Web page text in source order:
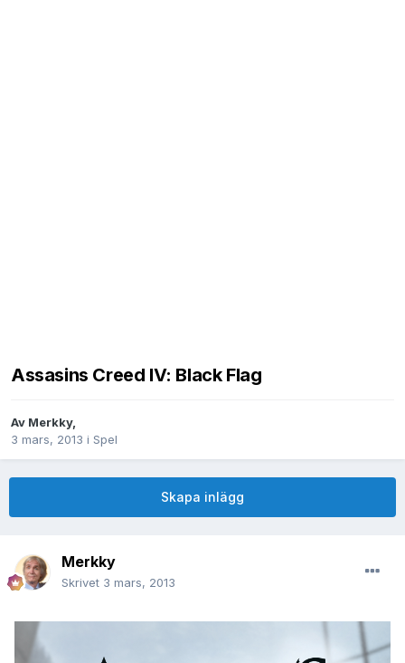
Assasins Creed IV: Black Flag
Av Merkky,
3 mars, 2013 i Spel
Skapa inlägg
Merkky
Skrivet 3 mars, 2013